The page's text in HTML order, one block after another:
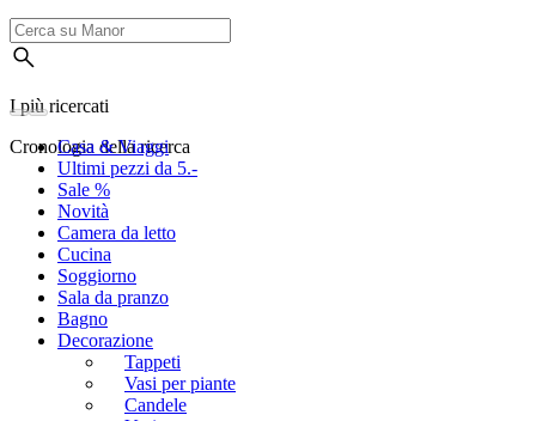
I più ricercati
Cronologia della ricerca
Casa & Viaggi
Ultimi pezzi da 5.-
Sale %
Novità
Camera da letto
Cucina
Soggiorno
Sala da pranzo
Bagno
Decorazione
Tappeti
Vasi per piante
Candele